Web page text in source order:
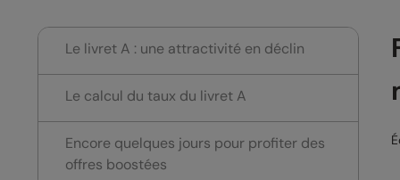
Le livret A : une attractivité en déclin
Le calcul du taux du livret A
Encore quelques jours pour profiter des
offres boostées